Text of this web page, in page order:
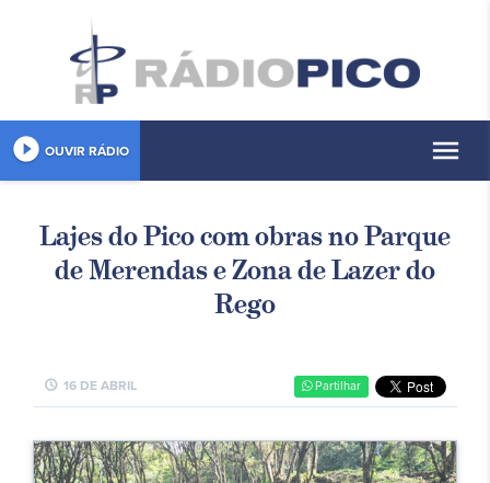
play_circle_filled OUVIR RÁDIO menu
Lajes do Pico com obras no Parque
de Merendas e Zona de Lazer do
Rego
schedule 16 DE ABRIL Partilhar